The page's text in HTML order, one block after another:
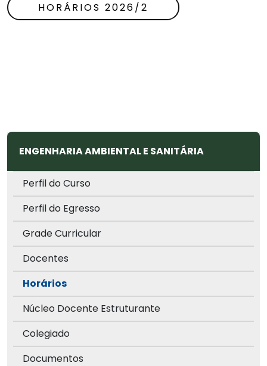
HORÁRIOS 2026/2
ENGENHARIA AMBIENTAL E SANITÁRIA
Perfil do Curso
Perfil do Egresso
Grade Curricular
Docentes
Horários
Núcleo Docente Estruturante
Colegiado
Documentos